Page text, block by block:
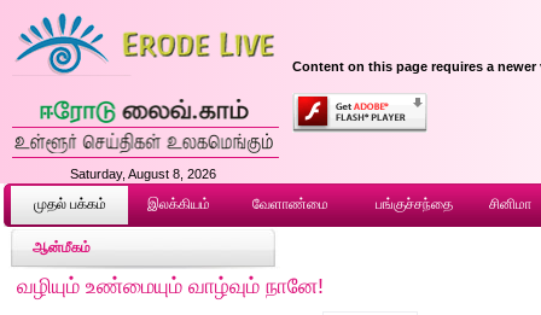
Saturday, August 8, 2026
Content on this page requires a
முதல் ப‌க்க‌ம் இலக்கியம் வேளாண்மை பங்குச்சந்தை சினிமா
ஆன்மீகம்
வழியும் உண்மையும் வாழ்வும் நானே!